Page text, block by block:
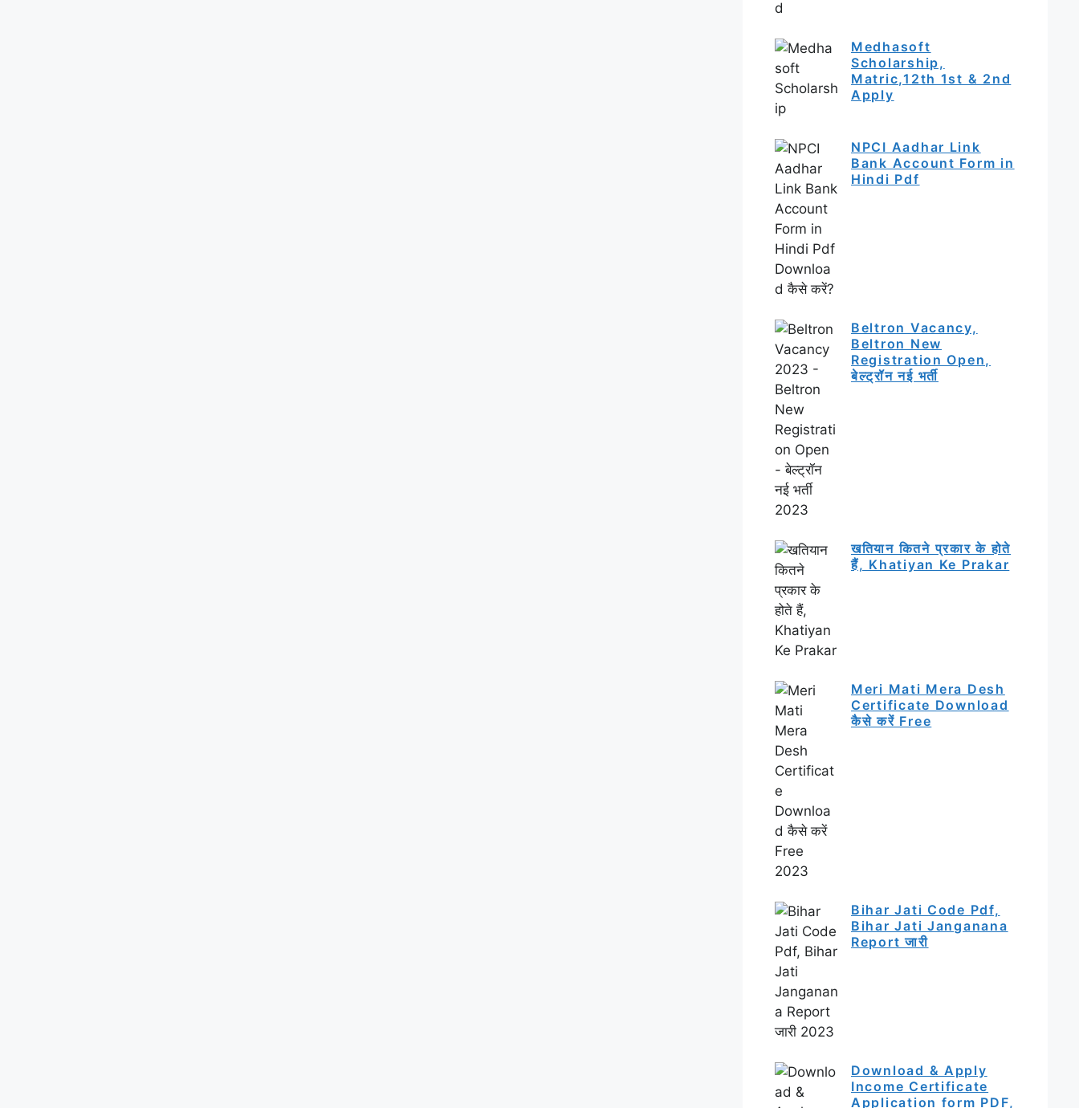
Medhasoft
Scholarship,
Matric,12th 1st & 2nd
Apply
NPCI Aadhar Link
Bank Account Form in
Hindi Pdf
Beltron Vacancy,
Beltron New
Registration Open,
बेल्ट्रॉन नई भर्ती
खतियान कितने प्रकार के होते
हैं, Khatiyan Ke Prakar
Meri Mati Mera Desh
Certificate Download
कैसे करें Free
Bihar Jati Code Pdf,
Bihar Jati Janganana
Report जारी
Download & Apply
Income Certificate
Application form PDF,